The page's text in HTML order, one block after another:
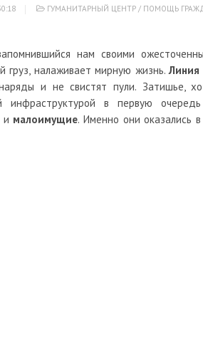
ГУМАНИТАРНЫЙ ЦЕНТР / ПОМОЩЬ
нам своими
груз, налаживает мирную жизнь.Линия
и не свистят пули. Затишье,
инфраструктурой в первую
и малоимущие. Именно они оказались